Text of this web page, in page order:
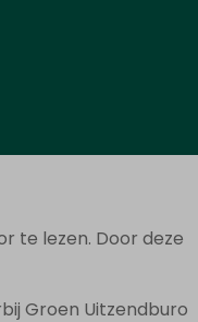
te lezen. Door deze
Groen Uitzendburo